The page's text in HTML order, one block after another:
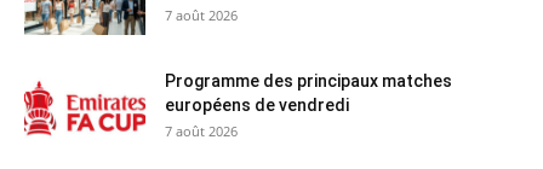
7 août 2026
Programme des principaux matches
européens de vendredi
7 août 2026